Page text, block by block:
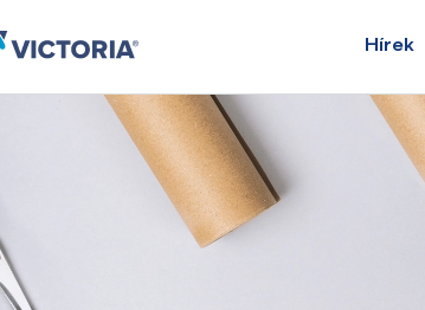
Hírek